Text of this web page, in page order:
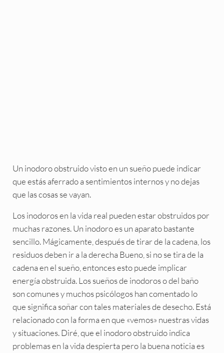
Un inodoro obstruido visto en un sueño puede indicar
que estás aferrado a sentimientos internos y no dejas
que las cosas se vayan.
Los inodoros en la vida real pueden estar obstruidos por
muchas razones. Un inodoro es un aparato bastante
sencillo. Mágicamente, después de tirar de la cadena, los
residuos deben ir a la derecha Bueno, si no se tira de la
cadena en el sueño, entonces esto puede implicar
energía obstruida. Los sueños de inodoros o del baño
son comunes y muchos psicólogos han comentado lo
que significa soñar con tales materiales de desecho. Está
relacionado con la forma en que «vemos» nuestras vidas
y situaciones. Diré, que el inodoro obstruido indica
problemas en la vida despierta pero la buena noticia es